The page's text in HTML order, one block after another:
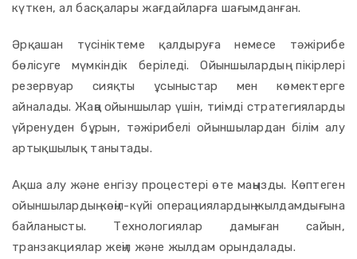
күткен, ал басқалары жағдайларға шағымданған.
Әрқашан түсініктеме қалдыруға немесе тәжірибе
бөлісуге мүмкіндік беріледі. Ойыншылардың пікірлері
резервуар сияқты ұсыныстар мен көмектерге
айналады. Жаңа ойыншылар үшін, тиімді стратегияларды
үйренуден бұрын, тәжірибелі ойыншылардан білім алу
артықшылық танытады.
Ақша алу және енгізу процестері өте маңызды. Көптеген
ойыншылардың көңіл-күйі операциялардың жылдамдығына
байланысты. Технологиялар дамыған сайын,
транзакциялар жеңіл және жылдам орындалады.